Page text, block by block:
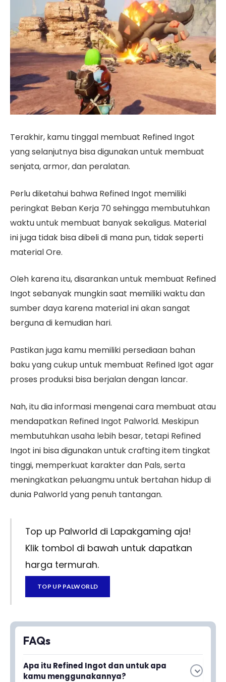
Terakhir, kamu tinggal membuat Refined Ingot
yang selanjutnya bisa digunakan untuk membuat
senjata, armor, dan peralatan.
Perlu diketahui bahwa Refined Ingot memiliki
peringkat Beban Kerja 70 sehingga membutuhkan
waktu untuk membuat banyak sekaligus. Material
ini juga tidak bisa dibeli di mana pun, tidak seperti
material Ore.
Oleh karena itu, disarankan untuk membuat Refined
Ingot sebanyak mungkin saat memiliki waktu dan
sumber daya karena material ini akan sangat
berguna di kemudian hari.
Pastikan juga kamu memiliki persediaan bahan
baku yang cukup untuk membuat Refined Igot agar
proses produksi bisa berjalan dengan lancar.
Nah, itu dia informasi mengenai cara membuat atau
mendapatkan Refined Ingot Palworld. Meskipun
membutuhkan usaha lebih besar, tetapi Refined
Ingot ini bisa digunakan untuk crafting item tingkat
tinggi, memperkuat karakter dan Pals, serta
meningkatkan peluangmu untuk bertahan hidup di
dunia Palworld yang penuh tantangan.
Top up Palworld di Lapakgaming aja!
Klik tombol di bawah untuk dapatkan
harga termurah.
TOP UP PALWORLD
FAQs
Apa itu Refined Ingot dan untuk apa
kamu menggunakannya?